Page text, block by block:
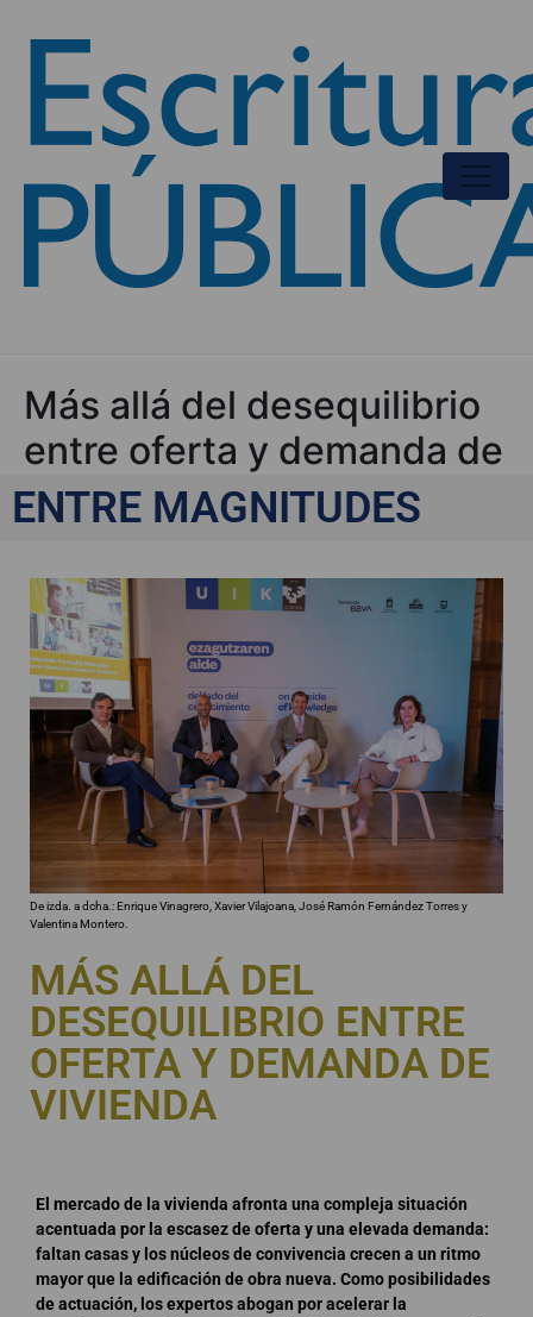
Más allá del desequilibrio
entre oferta y demanda de
vivienda
ENTRE MAGNITUDES
De izda. a dcha.: Enrique Vinagrero, Xavier Vilajoana, José Ramón Fernández Torres y
Valentina Montero.
MÁS ALLÁ DEL
DESEQUILIBRIO ENTRE
OFERTA Y DEMANDA DE
VIVIENDA
El mercado de la vivienda afronta una compleja situación
acentuada por la escasez de oferta y una elevada demanda:
faltan casas y los núcleos de convivencia crecen a un ritmo
mayor que la edificación de obra nueva. Como posibilidades
de actuación, los expertos abogan por acelerar la